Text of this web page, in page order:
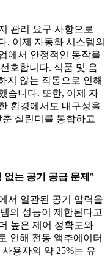
관리 요구 사항으로
. 이제 자동화 시스템의
에서 안정적인 동작을
호합니다. 식품 및 음
지 않는 작동으로 인해
습니다. 또한, 이제 자
환경에서도 내구성을
실린더를 통합하고
는 공기 공급 문제 "
서 일관된 공기 압력을
의 성능이 제한된다고
높은 제어 정확도와
인해 전동 액추에이터
용자의 약 25%는 유